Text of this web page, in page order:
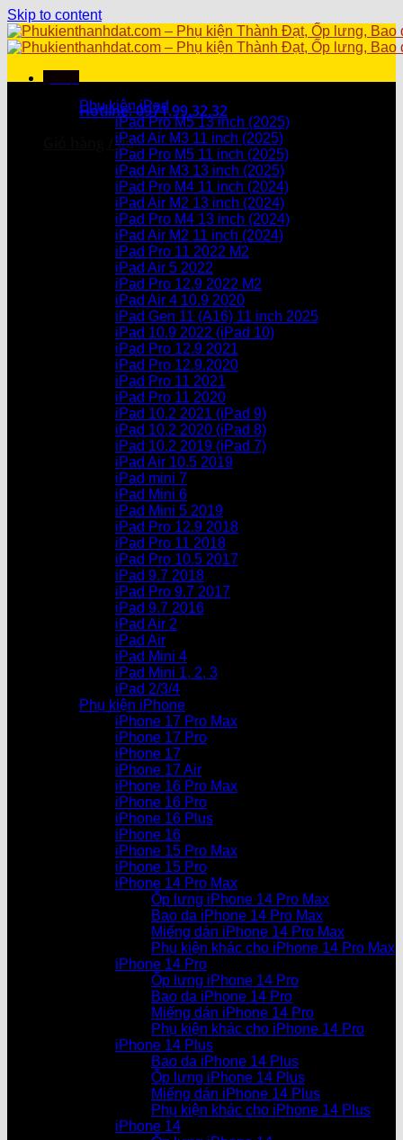
Skip to content
Hotline: 0971.99.32.32
Giỏ hàng /0₫
Chưa có sản phẩm trong giỏ hàng.
Chưa có sản phẩm trong giỏ hàng.
Danh mục sản phẩm
Phụ kiện iPad
iPad Pro M5 13 inch (2025)
iPad Air M3 11 inch (2025)
iPad Pro M5 11 inch (2025)
iPad Air M3 13 inch (2025)
iPad Pro M4 11 inch (2024)
iPad Air M2 13 inch (2024)
iPad Pro M4 13 inch (2024)
iPad Air M2 11 inch (2024)
iPad Pro 11 2022 M2
iPad Air 5 2022
iPad Pro 12.9 2022 M2
iPad Air 4 10.9 2020
iPad Gen 11 (A16) 11 inch 2025
iPad 10.9 2022 (iPad 10)
iPad Pro 12.9 2021
iPad Pro 12.9.2020
iPad Pro 11 2021
iPad Pro 11 2020
iPad 10.2 2021 (iPad 9)
iPad 10.2 2020 (iPad 8)
iPad 10.2 2019 (iPad 7)
iPad Air 10.5 2019
iPad mini 7
iPad Mini 6
iPad Mini 5 2019
iPad Pro 12.9 2018
iPad Pro 11 2018
iPad Pro 10.5 2017
iPad 9.7 2018
iPad Pro 9.7 2017
iPad 9.7 2016
iPad Air 2
iPad Air
iPad Mini 4
iPad Mini 1, 2, 3
iPad 2/3/4
Phụ kiện iPhone
iPhone 17 Pro Max
iPhone 17 Pro
iPhone 17
iPhone 17 Air
iPhone 16 Pro Max
iPhone 16 Pro
iPhone 16 Plus
iPhone 16
iPhone 15 Pro Max
iPhone 15 Pro
iPhone 14 Pro Max
Ốp lưng iPhone 14 Pro Max
Bao da iPhone 14 Pro Max
Miếng dán iPhone 14 Pro Max
Phụ kiện khác cho iPhone 14 Pro Max
iPhone 14 Pro
Ốp lưng iPhone 14 Pro
Bao da iPhone 14 Pro
Miếng dán iPhone 14 Pro
Phụ kiện khác cho iPhone 14 Pro
iPhone 14 Plus
Bao da iPhone 14 Plus
Ốp lưng iPhone 14 Plus
Miếng dán iPhone 14 Plus
Phụ kiện khác cho iPhone 14 Plus
iPhone 14